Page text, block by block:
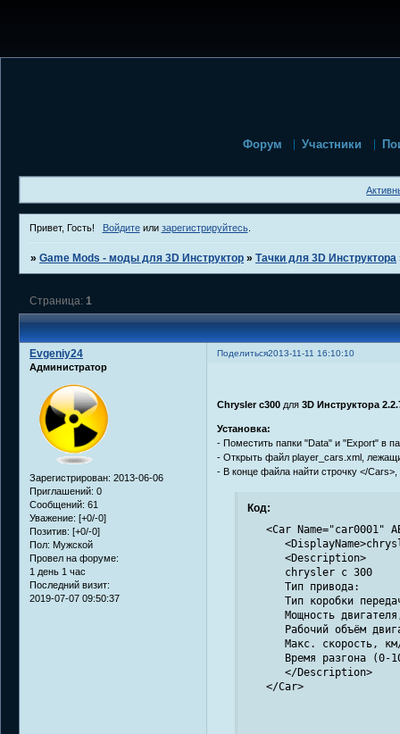
Форум Участники
Привет, Гость! Войдитеили зарегистрируйтесь.
»Game Mods - моды для 3D Инструктор »Тачки для 3D Инструктора
Страница: 1
Поделиться2013-11-11 16:10:10
Evgeniy24
Администратор
Зарегистрирован: 2013-06-06
Приглашений: 0
Сообщений: 61
Уважение: [+0/-0]
Позитив: [+0/-0]
Пол: Мужской
Провел на форуме:
1 день 1 час
Последний визит:
2019-07-07 09:50:37
Chrysler c300 для3D Инструктора
Установка:
- Поместить папки "Data" и "Export" в
- Открыть файл player_cars.xml,
- В конце файла найти строчку </
Код:
<Car Name="car0001"
      <Description>
      chrysler c 300
      Тип привода:
Тип коробки
Мощность
Рабочий объём
Макс. скорость,
Время разгона (0-
      </Description>
   </Car>